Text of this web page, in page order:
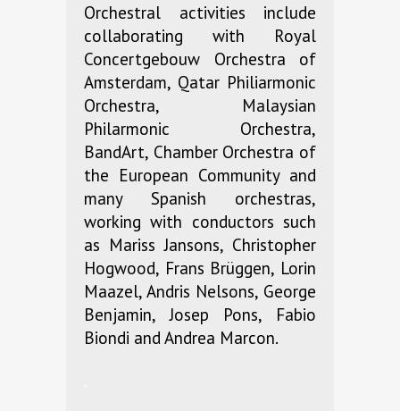
Orchestral activities include
collaborating with Royal
Concertgebouw Orchestra of
Amsterdam, Qatar Philiarmonic
Orchestra, Malaysian
Philarmonic Orchestra,
BandArt, Chamber Orchestra of
the European Community and
many Spanish orchestras,
working with conductors such
as Mariss Jansons, Christopher
Hogwood, Frans Brüggen, Lorin
Maazel, Andris Nelsons, George
Benjamin, Josep Pons, Fabio
Biondi and Andrea Marcon.